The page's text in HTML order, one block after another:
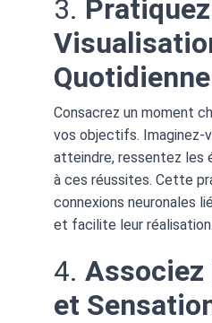
3.
Quotidienne
Consacrez un moment
vos objectifs. Imaginez-
atteindre, ressentez les
à ces réussites. Cette
connexions neuronales
et facilite leur réalisation.
4. Associez
et